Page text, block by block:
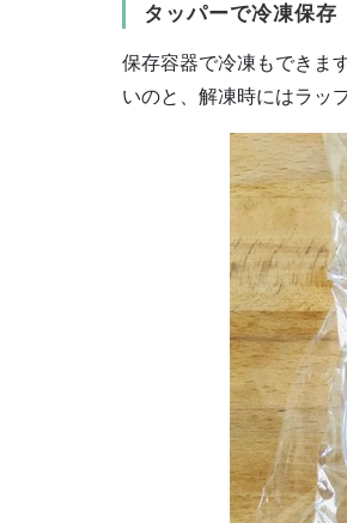
タッパーで冷凍保存
保存容器で冷凍もできま
いのと、解凍時にはラッ